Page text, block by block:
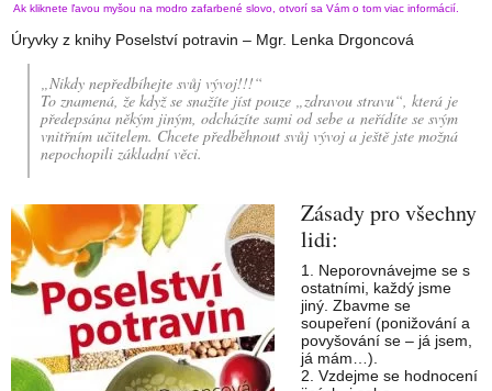
Ak kliknete ľavou myšou na modro zafarbené slovo, otvorí sa Vám o tom viac informácií.
Úryvky z knihy Poselství potravin – Mgr. Lenka Drgoncová
„Nikdy nepředbíhejte svůj vývoj!!!“
To znamená, že když se snažíte jíst pouze „zdravou stravu“, která je
předepsána někým jiným, odcházíte sami od sebe a neřídíte se svým
vnitřním učitelem. Chcete předběhnout svůj vývoj a ještě jste možná
nepochopili základní věci.
Zásady pro všechny
lidi:
1. Neporovnávejme se s
ostatními, každý jsme
jiný. Zbavme se
soupeření (ponižování a
povyšování se – já jsem,
já mám…).
2. Vzdejme se hodnocení